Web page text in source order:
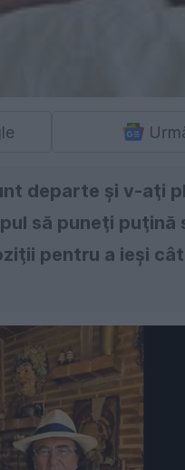
departe şi v-aţi
să puneţi puţină
pentru a ieşi